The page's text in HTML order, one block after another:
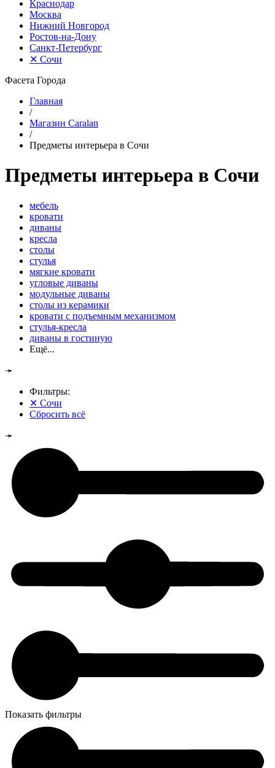
Краснодар
Москва
Нижний Новгород
Ростов-на-Дону
Санкт-Петербург
✕ Сочи
Фасета Города
Главная
/
Магазин Caralan
/
Предметы интерьера в Сочи
Предметы интерьера в Сочи
мебель
кровати
диваны
кресла
столы
стулья
мягкие кровати
угловые диваны
модульные диваны
столы из керамики
кровати с подъемным механизмом
стулья-кресла
диваны в гостиную
Ещё...
➛
Фильтры:
✕ Сочи
Сбросить всё
➛
Показать фильтры